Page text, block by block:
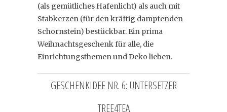
(als gemütliches Hafenlicht) als auch mit
Stabkerzen (für den kräftig dampfenden
Schornstein) bestückbar. Ein prima
Weihnachtsgeschenk für alle, die
Einrichtungsthemen und Deko lieben.
GESCHENKIDEE NR. 6: UNTERSETZER
TREE4TEA